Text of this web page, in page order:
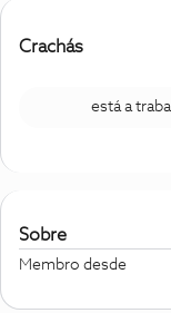
Crachás
está a
Sobre
Membro desde